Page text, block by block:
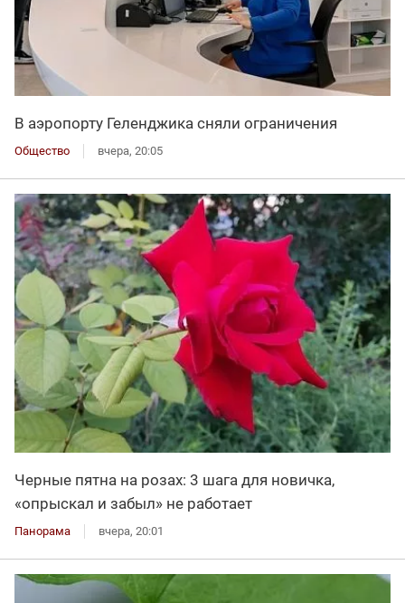
В аэропорту Геленджика сняли ограничения
Общество вчера, 20:05
Черные пятна на розах: 3 шага для новичка,
«опрыскал и забыл» не работает
Панорама вчера, 20:01